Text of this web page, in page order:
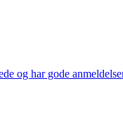
og har gode